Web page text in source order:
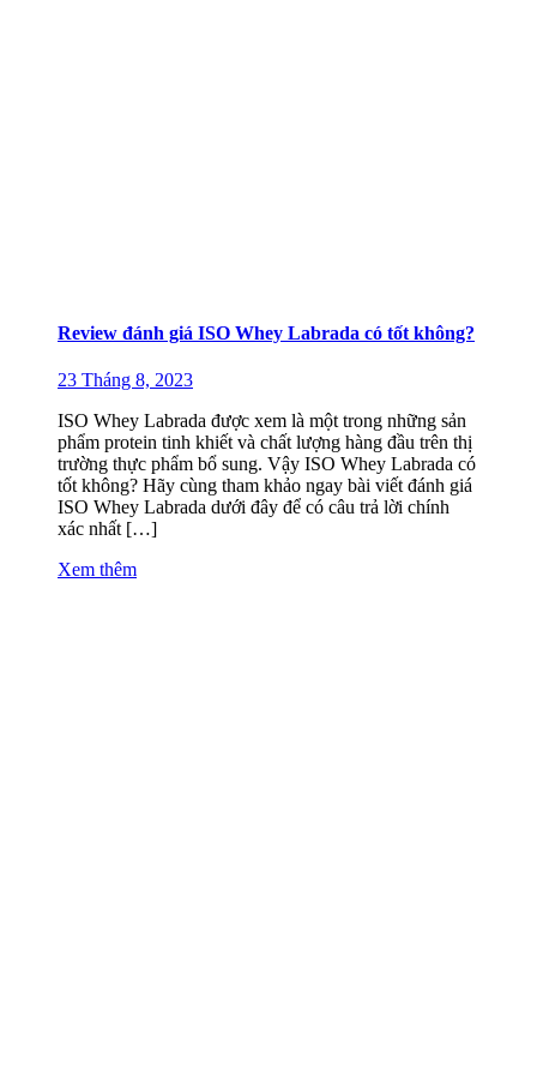
Review đánh giá ISO Whey Labrada có tốt không?
23 Tháng 8, 2023
ISO Whey Labrada được xem là một trong những sản
phẩm protein tinh khiết và chất lượng hàng đầu trên thị
trường thực phẩm bổ sung. Vậy ISO Whey Labrada có
tốt không? Hãy cùng tham khảo ngay bài viết đánh giá
ISO Whey Labrada dưới đây để có câu trả lời chính
xác nhất […]
Xem thêm